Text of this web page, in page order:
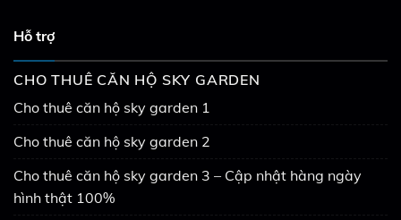
Hỗ trợ
CHO THUÊ CĂN HỘ SKY GARDEN
Cho thuê căn hộ sky garden 1
Cho thuê căn hộ sky garden 2
Cho thuê căn hộ sky garden 3 – Cập nhật hàng ngày
hình thật 100%